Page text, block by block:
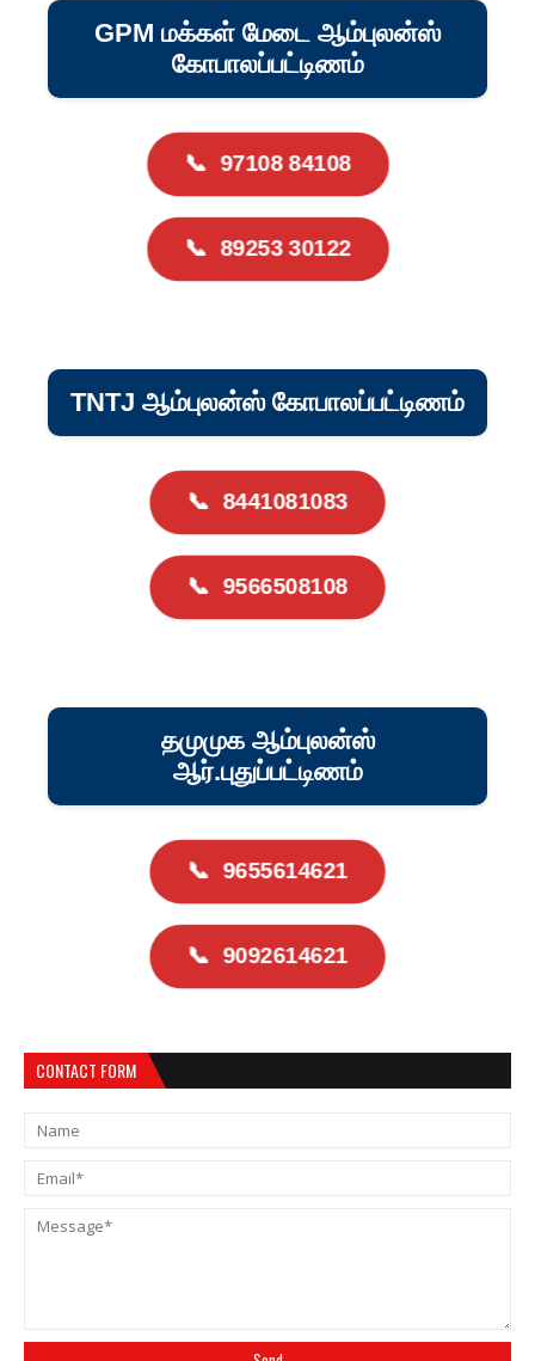
GPM மக்கள் மேடை ஆம்புலன்ஸ்
கோபாலப்பட்டிணம்
📞 97108 84108
📞 89253 30122
TNTJ ஆம்புலன்ஸ் கோபாலப்பட்டிணம்
📞 8441081083
📞 9566508108
தமுமுக ஆம்புலன்ஸ்
ஆர்.புதுப்பட்டிணம்
📞 9655614621
📞 9092614621
CONTACT FORM